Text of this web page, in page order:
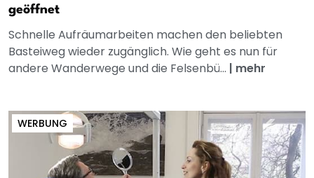
geöffnet
Schnelle Aufräumarbeiten machen den beliebten
Basteiweg wieder zugänglich. Wie geht es nun für
andere Wanderwege und die Felsenbü... | mehr
WERBUNG